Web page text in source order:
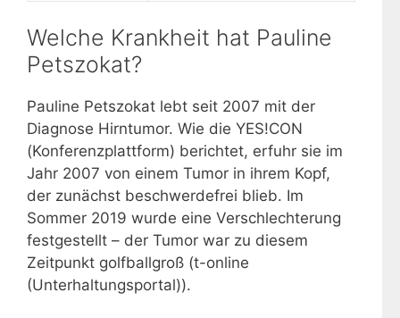
Welche Krankheit hat Pauline
Petszokat?
Pauline Petszokat lebt seit 2007 mit der
Diagnose Hirntumor. Wie die YES!CON
(Konferenzplattform) berichtet, erfuhr sie im
Jahr 2007 von einem Tumor in ihrem Kopf,
der zunächst beschwerdefrei blieb. Im
Sommer 2019 wurde eine Verschlechterung
festgestellt – der Tumor war zu diesem
Zeitpunkt golfballgroß (t-online
(Unterhaltungsportal)).